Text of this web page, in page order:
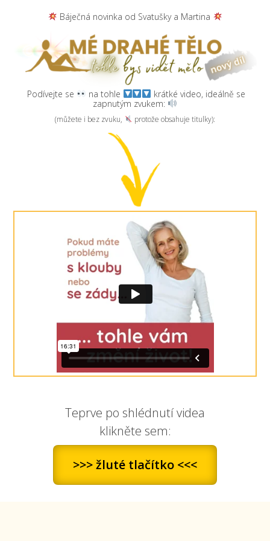
Báječná novinka od Svatušky a Martina
Podívejte se na tohle
krátké video, ideálně se
zapnutým zvukem:
(můžete i bez zvuku, protože obsahuje titulky):
Teprve po shlédnutí videa
klikněte sem:
>>> žluté tlačítko <<<